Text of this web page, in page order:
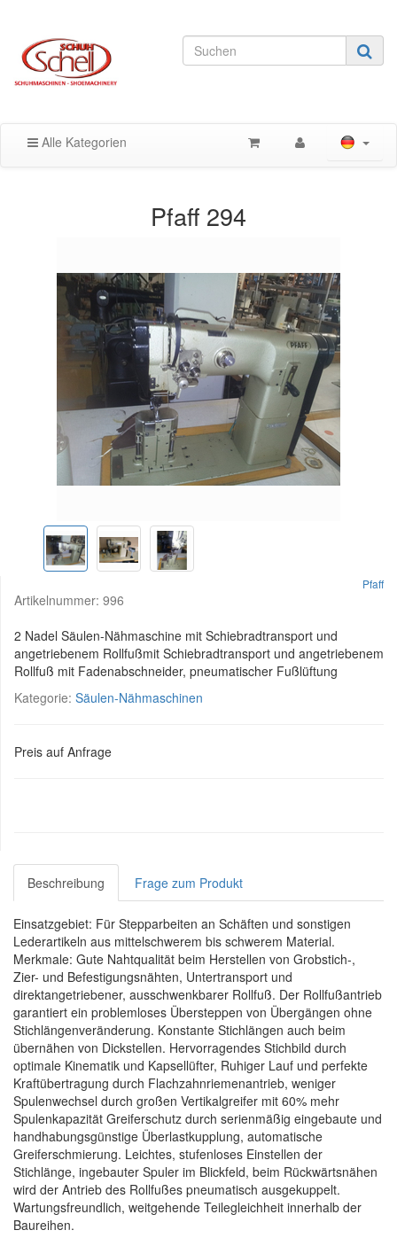
Alle Kategorien
Pfaff 294
Pfaff
Artikelnummer: 996
2 Nadel Säulen-Nähmaschine mit Schiebradtransport und
angetriebenem Rollfußmit Schiebradtransport und angetriebenem
Rollfuß mit Fadenabschneider, pneumatischer Fußlüftung
Kategorie: Säulen-Nähmaschinen
Preis auf Anfrage
Beschreibung Frage zum Produkt
Einsatzgebiet: Für Stepparbeiten an Schäften und sonstigen
Lederartikeln aus mittelschwerem bis schwerem Material.
Merkmale: Gute Nahtqualität beim Herstellen von Grobstich-,
Zier- und Befestigungsnähten, Untertransport und
direktangetriebener, ausschwenkbarer Rollfuß. Der Rollfußantrieb
garantiert ein problemloses Übersteppen von Übergängen ohne
Stichlängenveränderung. Konstante Stichlängen auch beim
übernähen von Dickstellen. Hervorragendes Stichbild durch
optimale Kinematik und Kapsellüfter, Ruhiger Lauf und perfekte
Kraftübertragung durch Flachzahnriemenantrieb, weniger
Spulenwechsel durch großen Vertikalgreifer mit 60% mehr
Spulenkapazität Greiferschutz durch serienmäßig eingebaute und
handhabungsgünstige Überlastkupplung, automatische
Greiferschmierung. Leichtes, stufenloses Einstellen der
Stichlänge, ingebauter Spuler im Blickfeld, beim Rückwärtsnähen
wird der Antrieb des Rollfußes pneumatisch ausgekuppelt.
Wartungsfreundlich, weitgehende Teilegleichheit innerhalb der
Baureihen.